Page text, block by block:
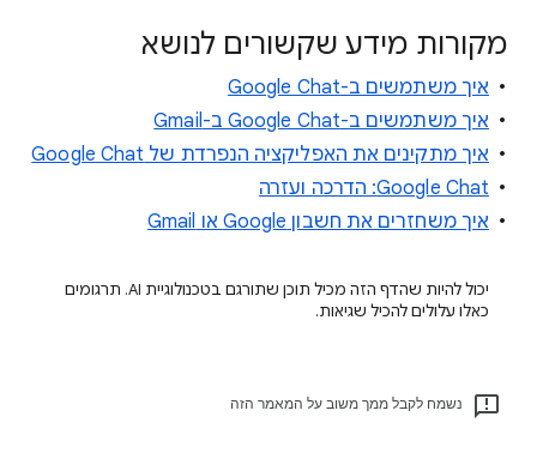
מקורות מידע שקשורים לנושא
איך משתמשים ב-Google Chat
איך משתמשים ב-Google Chat ב-Gmail
איך מתקינים את האפליקציה הנפרדת של Google Chat
Google Chat: הדרכה ועזרה
איך משחזרים את חשבון Google או Gmail
יכול להיות שהדף הזה מכיל תוכן שתורגם בטכנולוגיית AI. תרגומים
כאלו עלולים להכיל שגיאות.
נשמח לקבל ממך משוב על המאמר הזה